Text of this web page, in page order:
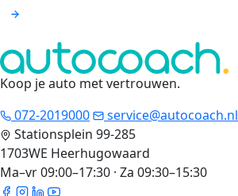
Koop je auto met vertrouwen.
072-2019000
service@autocoach.nl
Stationsplein 99-285
1703WE Heerhugowaard
Ma–vr 09:00–17:30 · Za 09:30–15:30